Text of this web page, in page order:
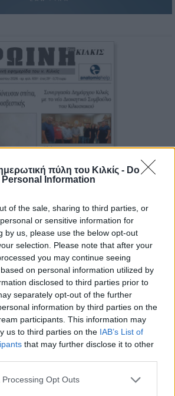
πύλη του Κιλκίς - Do
Personal Information
of the sale, sharing to third parties, or
or sensitive information for
by us, please use the below opt-out
selection. Please note that after your
you may continue seeing
on personal information utilized by
disclosed to third parties prior to
separately opt-out of the further
information by third parties on the
participants. This information may
us to third parties on the IAB’s List of
that may further disclose it to other
Opt Outs